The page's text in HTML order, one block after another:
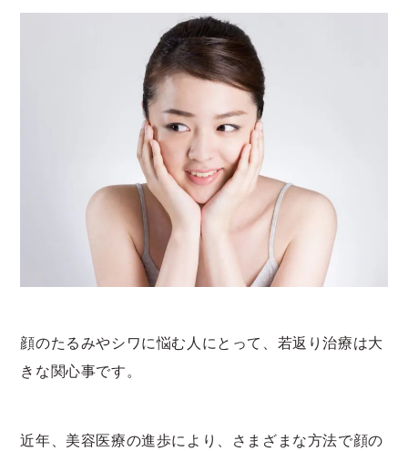
顔のたるみやシワに悩む人にとって、若返り治療は大
きな関心事です。
近年、美容医療の進歩により、さまざまな方法で顔の